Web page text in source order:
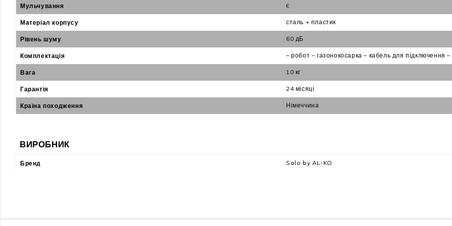
Мульчування є
Матеріал корпусу сталь + пластик
Рівень шуму 60 дБ
Комплектація – робот – газонокосарка – кабель для підключення –
Вага 10 кг
Гарантія 24 місяці
Країна походження Німеччина
ВИРОБНИК
Бренд Solo by AL-KO